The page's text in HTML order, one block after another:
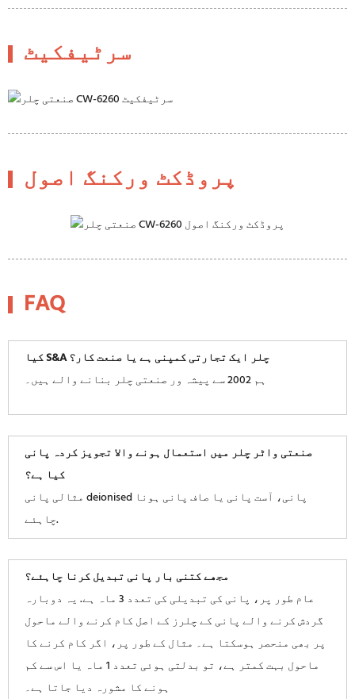
سرٹیفکیٹ
پروڈکٹ ورکنگ اصول
FAQ
کیا S&A چلر ایک تجارتی کمپنی ہے یا صنعت کار؟
ہم 2002 سے پیشہ ور صنعتی چلر بنانے والے ہیں۔
صنعتی واٹر چلر میں استعمال ہونے والا تجویز کردہ پانی
کیا ہے؟
مثالی پانی deionised پانی، آست پانی یا صاف پانی ہونا
چاہئے.
مجھے کتنی بار پانی تبدیل کرنا چاہئے؟
عام طور پر، پانی کی تبدیلی کی تعدد 3 ماہ ہے. یہ دوبارہ
گردش کرنے والے پانی کے چلرز کے اصل کام کرنے والے ماحول
پر بھی منحصر ہوسکتا ہے۔ مثال کے طور پر، اگر کام کرنے کا
ماحول بہت کمتر ہے، تو بدلتی ہوئی تعدد 1 ماہ یا اس سے کم
ہونے کا مشورہ دیا جاتا ہے۔